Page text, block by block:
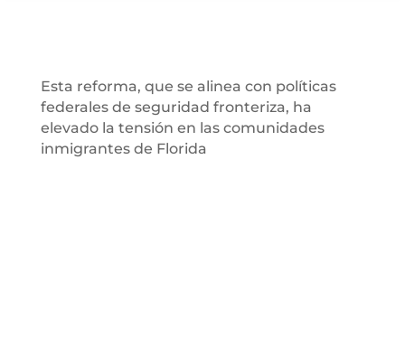
Esta reforma, que se alinea con políticas
federales de seguridad fronteriza, ha
elevado la tensión en las comunidades
inmigrantes de Florida